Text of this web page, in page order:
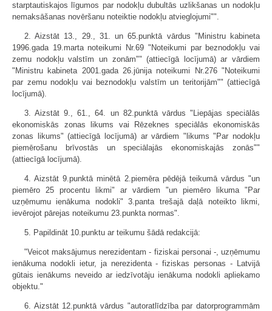
starptautiskajos līgumos par nodokļu dubultās uzlikšanas un nodokļu
nemaksāšanas novēršanu noteiktie nodokļu atvieglojumi"".
2. Aizstāt 13., 29., 31. un 65.punktā vārdus "Ministru kabineta
1996.gada 19.marta noteikumi Nr.69 "Noteikumi par beznodokļu vai
zemu nodokļu valstīm un zonām"" (attiecīgā locījumā) ar vārdiem
"Ministru kabineta 2001.gada 26.jūnija noteikumi Nr.276 "Noteikumi
par zemu nodokļu vai beznodokļu valstīm un teritorijām"" (attiecīgā
locījumā).
3. Aizstāt 9., 61., 64. un 82.punktā vārdus "Liepājas speciālās
ekonomiskās zonas likums vai Rēzeknes speciālās ekonomiskās
zonas likums" (attiecīgā locījumā) ar vārdiem "likums "Par nodokļu
piemērošanu brīvostās un speciālajās ekonomiskajās zonās""
(attiecīgā locījumā).
4. Aizstāt 9.punktā minētā 2.piemēra pēdējā teikumā vārdus "un
piemēro 25 procentu likmi" ar vārdiem "un piemēro likuma "Par
uzņēmumu ienākuma nodokli" 3.panta trešajā daļā noteikto likmi,
ievērojot pārejas noteikumu 23.punkta normas".
5. Papildināt 10.punktu ar teikumu šādā redakcijā:
"Veicot maksājumus nerezidentam - fiziskai personai -, uzņēmumu
ienākuma nodokli ietur, ja nerezidenta - fiziskas personas - Latvijā
gūtais ienākums neveido ar iedzīvotāju ienākuma nodokli apliekamo
objektu."
6. Aizstāt 12.punktā vārdus "autoratlīdzība par datorprogrammām